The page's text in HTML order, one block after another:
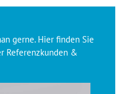
gerne. Hier finden Sie
Referenzkunden &